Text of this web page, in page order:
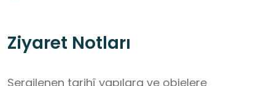
Ziyaret Notları
Sergilenen tarihî yapılara ve objelere